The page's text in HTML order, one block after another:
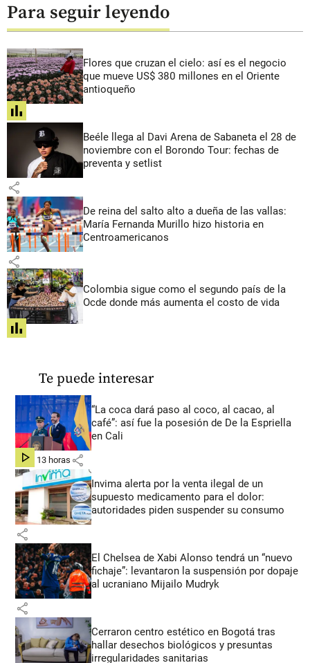
Para seguir leyendo
Flores que cruzan el cielo: así es el negocio
que mueve US$ 380 millones en el Oriente
antioqueño
share
Beéle llega al Davi Arena de Sabaneta el 28 de
noviembre con el Borondo Tour: fechas de
preventa y setlist
share
De reina del salto alto a dueña de las vallas:
María Fernanda Murillo hizo historia en
Centroamericanos
share
Colombia sigue como el segundo país de la
Ocde donde más aumenta el costo de vida
share
Te puede interesar
“La coca dará paso al coco, al cacao, al
café”: así fue la posesión de De la Espriella
en Cali
hace 13 horas share
Invima alerta por la venta ilegal de un
supuesto medicamento para el dolor:
autoridades piden suspender su consumo
share
El Chelsea de Xabi Alonso tendrá un “nuevo
fichaje”: levantaron la suspensión por dopaje
al ucraniano Mijailo Mudryk
share
Cerraron centro estético en Bogotá tras
hallar desechos biológicos y presuntas
irregularidades sanitarias